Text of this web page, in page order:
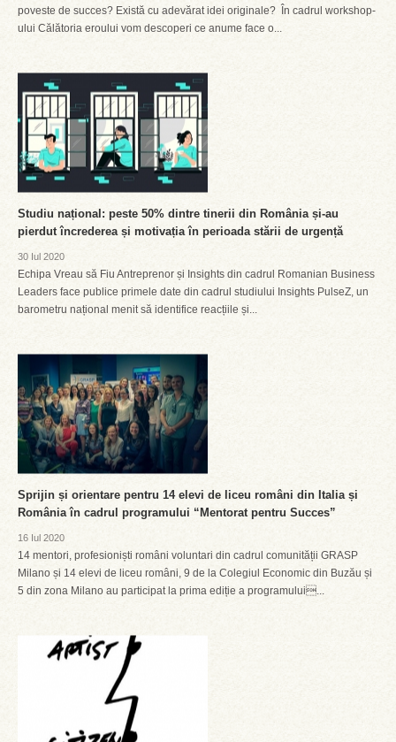
poveste de succes? Există cu adevărat idei originale? În cadrul workshop-
ului Călătoria eroului vom descoperi ce anume face o...
Studiu național: peste 50% dintre tinerii din România și-au
pierdut încrederea și motivația în perioada stării de urgență
30 Iul 2020
Echipa Vreau să Fiu Antreprenor și Insights din cadrul Romanian Business
Leaders face publice primele date din cadrul studiului Insights PulseZ, un
barometru național menit să identifice reacțiile și...
Sprijin și orientare pentru 14 elevi de liceu români din Italia și
România în cadrul programului “Mentorat pentru Succes”
16 Iul 2020
14 mentori, profesioniști români voluntari din cadrul comunității GRASP
Milano și 14 elevi de liceu români, 9 de la Colegiul Economic din Buzău și
5 din zona Milano au participat la prima ediție a programului...